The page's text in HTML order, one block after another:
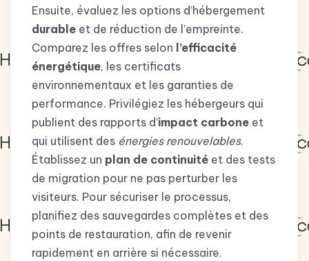
Ensuite, évaluez les options d’hébergement
durable et de réduction de l’empreinte.
Comparez les offres selon l’efficacité
énergétique, les certificats
environnementaux et les garanties de
performance. Privilégiez les hébergeurs qui
publient des rapports d’impact carbone et
qui utilisent des énergies renouvelables.
Établissez un plan de continuité et des tests
de migration pour ne pas perturber les
visiteurs. Pour sécuriser le processus,
planifiez des sauvegardes complètes et des
points de restauration, afin de revenir
rapidement en arrière si nécessaire.